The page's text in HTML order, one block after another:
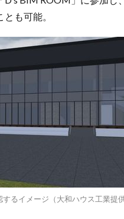
も可能。
るイメージ（大和ハウス工業提供